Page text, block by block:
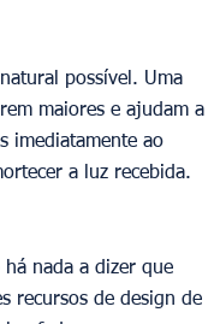
possível. Uma
maiores e ajudam a
imediatamente ao
a luz recebida.
nada a dizer que
recursos de design de